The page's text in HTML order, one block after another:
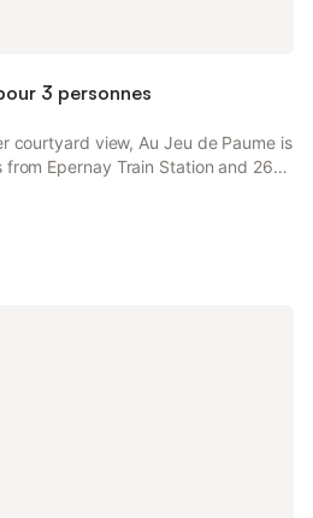
3 personnes
courtyard view, Au Jeu de Paume is
Epernay Train Station and 26
is a private entrance at the bed
of those who stay.